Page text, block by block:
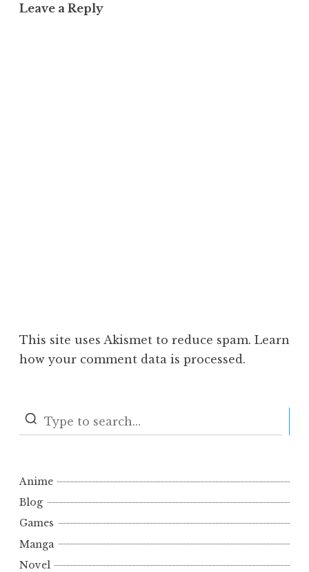
Leave a Reply
This site uses Akismet to reduce spam. Learn
how your comment data is processed.
Anime
Blog
Games
Manga
Novel